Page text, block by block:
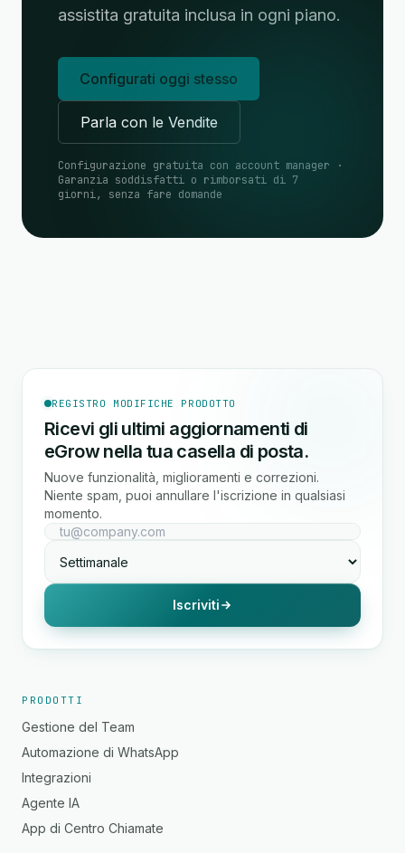
assistita gratuita inclusa in ogni piano.
Configurati oggi stesso
Parla con le Vendite
Configurazione gratuita con account manager ·
Garanzia soddisfatti o rimborsati di 7
giorni, senza fare domande
REGISTRO MODIFICHE PRODOTTO
Ricevi gli ultimi aggiornamenti di
eGrow nella tua casella di posta.
Nuove funzionalità, miglioramenti e correzioni.
Niente spam, puoi annullare l'iscrizione in qualsiasi
momento.
Iscriviti
PRODOTTI
Gestione del Team
Automazione di WhatsApp
Integrazioni
Agente IA
App di Centro Chiamate